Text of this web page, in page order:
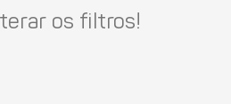
os filtros!